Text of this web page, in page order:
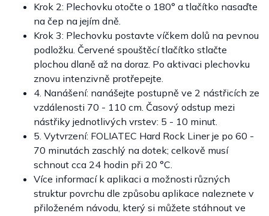
Krok 2: Plechovku otočte o 180° a tlačítko nasaďte
na čep na jejím dně.
Krok 3: Plechovku postavte víčkem dolů na pevnou
podložku. Červené spouštěcí tlačítko stlačte
plochou dlaně až na doraz. Po aktivaci plechovku
znovu intenzivně protřepejte.
4. Nanášení: nanášejte postupně ve 2 nástřicích ze
vzdálenosti 70 - 110 cm. Časový odstup mezi
nástřiky jednotlivých vrstev: 5 - 10 minut.
5. Vytvrzení: FOLIATEC Hard Rock Liner je po 60 -
70 minutách zaschlý na dotek; celkově musí
schnout cca 24 hodin při 20 °C.
Více informací k aplikaci a možnosti různých
struktur povrchu dle způsobu aplikace naleznete v
přiloženém návodu, který si můžete stáhnout ve